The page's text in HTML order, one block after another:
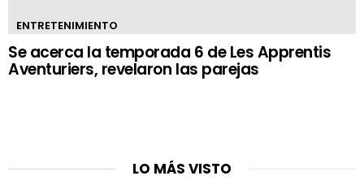
ENTRETENIMIENTO
Se acerca la temporada 6 de Les Apprentis
Aventuriers, revelaron las parejas
LO MÁS VISTO